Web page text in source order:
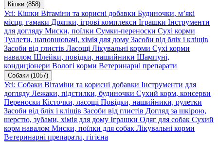
Кішки (858)
Усі: Кішки Вітаміни та корисні добавки Будиночки, м’які
місця, гамаки Дряпки, ігрові комплекси Іграшки Інструменти
для догляду Миски, поїлки Сумки-переноски Сухі корми
Туалети, наповнювачі, хімія для дому Засоби від бліх і кліщів
Засоби від глистів Ласощі Лікувальні корми Сухі корми
навалом Шлейки, повідки, нашийники Шампуні,
кондиціонери Вологі корми Ветеринарні препарати
Собаки (1057)
Усі: Собаки Вітаміни та корисні добавки Інструменти для
догляду Лежаки, підстилки, будиночки Сухий корм, консерви
Переноски Кісточки, ласощі Повідки, нашийники, рулетки
Засоби від бліх і кліщів Засоби від глистів Догляд за шкірою,
шерстю, зубами, хімія для дому Іграшки Одяг для собак Сухий
корм навалом Миски, поїлки для собак Лікувальні корми
Ветеринарні препарати, гігієна